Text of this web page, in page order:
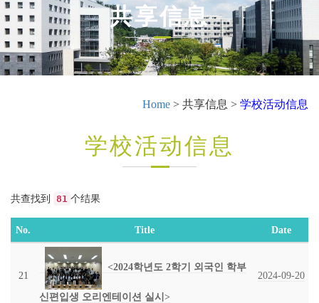
共享信息
Home > 共享信息 > 学校活动信息
学校活动信息
共查找到 81 个结果
No. Title Date
21
<2024학년도 2학기 외국인 학부
신편입생 오리엔테이션 실시>
2024-09-20